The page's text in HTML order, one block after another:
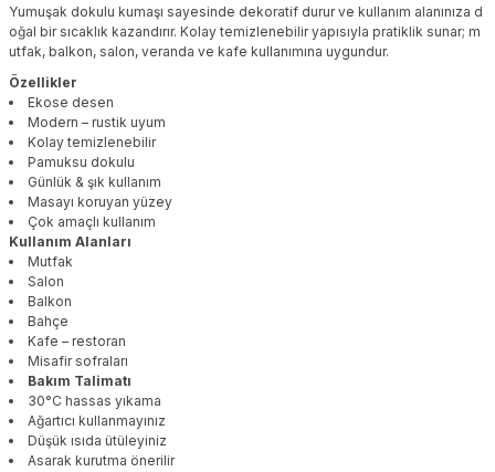
Yumuşak dokulu kumaşı sayesinde dekoratif durur ve kullanım alanınıza d
oğal bir sıcaklık kazandırır. Kolay temizlenebilir yapısıyla pratiklik sunar; m
utfak, balkon, salon, veranda ve kafe kullanımına uygundur.
Özellikler
Ekose desen
Modern – rustik uyum
Kolay temizlenebilir
Pamuksu dokulu
Günlük & şık kullanım
Masayı koruyan yüzey
Çok amaçlı kullanım
Kullanım Alanları
Mutfak
Salon
Balkon
Bahçe
Kafe – restoran
Misafir sofraları
Bakım Talimatı
30°C hassas yıkama
Ağartıcı kullanmayınız
Düşük ısıda ütüleyiniz
Asarak kurutma önerilir